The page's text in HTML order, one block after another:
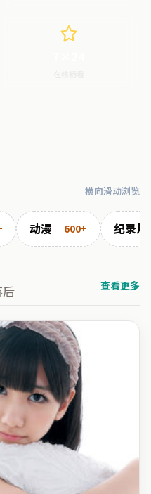
横向滑动浏览
动漫 600+ 纪录片
查看更多